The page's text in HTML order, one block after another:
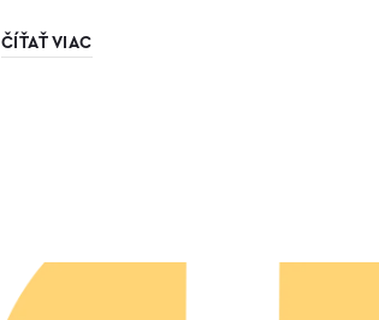
ČÍŤAŤ VIAC